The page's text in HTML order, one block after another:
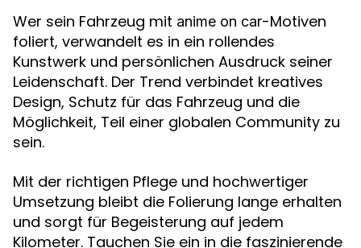
Wer sein Fahrzeug mit anime on car-Motiven
foliert, verwandelt es in ein rollendes
Kunstwerk und persönlichen Ausdruck seiner
Leidenschaft. Der Trend verbindet kreatives
Design, Schutz für das Fahrzeug und die
Möglichkeit, Teil einer globalen Community zu
sein.
Mit der richtigen Pflege und hochwertiger
Umsetzung bleibt die Folierung lange erhalten
und sorgt für Begeisterung auf jedem
Kilometer. Tauchen Sie ein in die faszinierende